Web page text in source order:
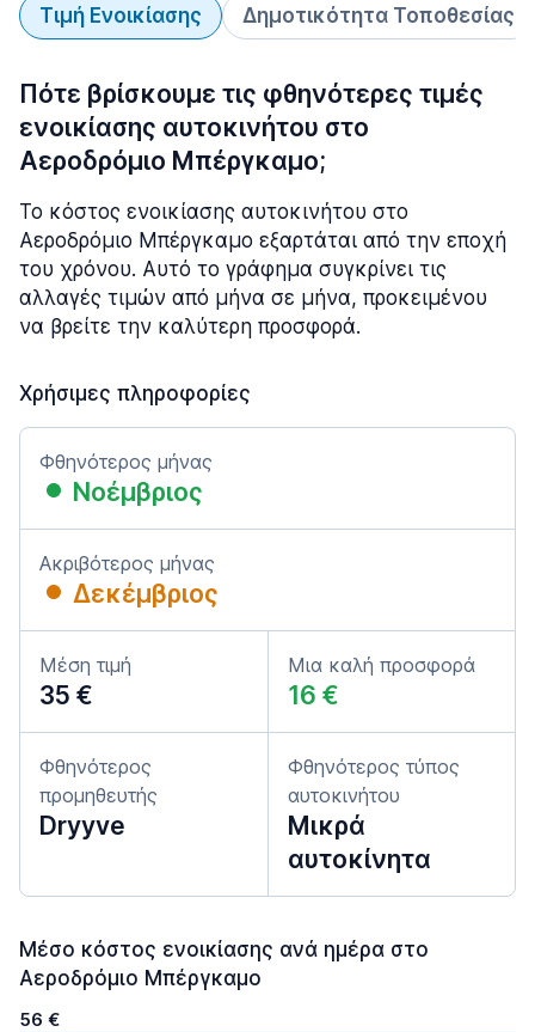
Τιμή Ενοικίασης Δημοτικότητα Τοποθεσίας
Πότε βρίσκουμε τις φθηνότερες τιμές
ενοικίασης αυτοκινήτου στο
Αεροδρόμιο Μπέργκαμο;
Το κόστος ενοικίασης αυτοκινήτου στο
Αεροδρόμιο Μπέργκαμο εξαρτάται από την εποχή
του χρόνου. Αυτό το γράφημα συγκρίνει τις
αλλαγές τιμών από μήνα σε μήνα, προκειμένου
να βρείτε την καλύτερη προσφορά.
Χρήσιμες πληροφορίες
Φθηνότερος μήνας
Νοέμβριος
Ακριβότερος μήνας
Δεκέμβριος
Μέση τιμή
35 €
Μια καλή προσφορά
16 €
Φθηνότερος
προμηθευτής
Dryyve
Φθηνότερος τύπος
αυτοκινήτου
Μικρά
αυτοκίνητα
Μέσο κόστος ενοικίασης ανά ημέρα στο
Αεροδρόμιο Μπέργκαμο
56 €